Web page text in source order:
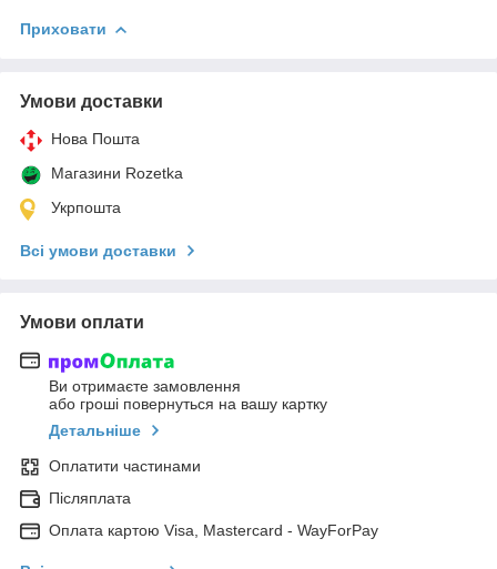
Приховати
Умови доставки
Нова Пошта
Магазини Rozetka
Укрпошта
Всі умови доставки
Умови оплати
Ви отримаєте замовлення
або гроші повернуться на вашу картку
Детальніше
Оплатити частинами
Післяплата
Оплата картою Visa, Mastercard - WayForPay